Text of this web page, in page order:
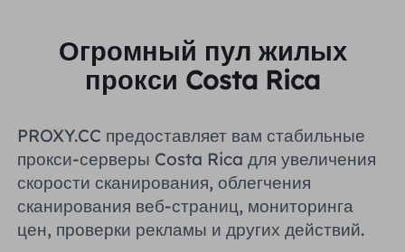
Великобритания
Бразилия
Россия
Indonesia
Русский
हिंदी
Português
Огромный пул жилых
прокси Costa Rica
PROXY.CC предоставляет вам стабильные
прокси-серверы Costa Rica для увеличения
скорости сканирования, облегчения
сканирования веб-страниц, мониторинга
цен, проверки рекламы и других действий.